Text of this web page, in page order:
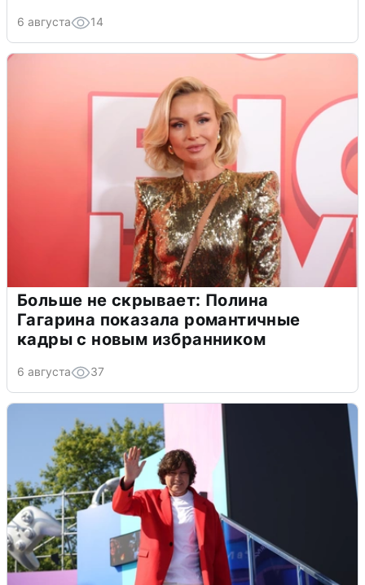
6 августа 14
Больше не скрывает: Полина
Гагарина показала романтичные
кадры с новым избранником
6 августа 37